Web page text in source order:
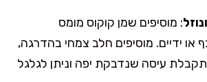
: מוסיפים שמן קוקוס מומס
או ידיים. מוסיפים חלב צמחי בהדרגה,
עיסה שנדבקת יפה וניתן לגלגל